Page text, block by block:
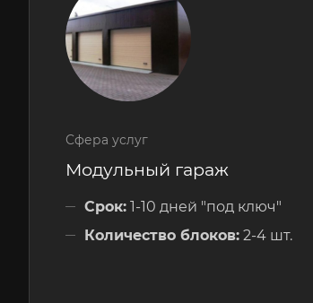
Сфера услуг
Модульный гараж
Срок: 1-10 дней "под ключ"
Количество блоков: 2-4 шт.